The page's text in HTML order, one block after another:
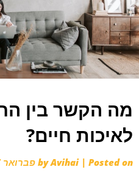
מה הקשר בין
לאיכות חיים?
byAvihai | Posted on פברואר 7, 2021